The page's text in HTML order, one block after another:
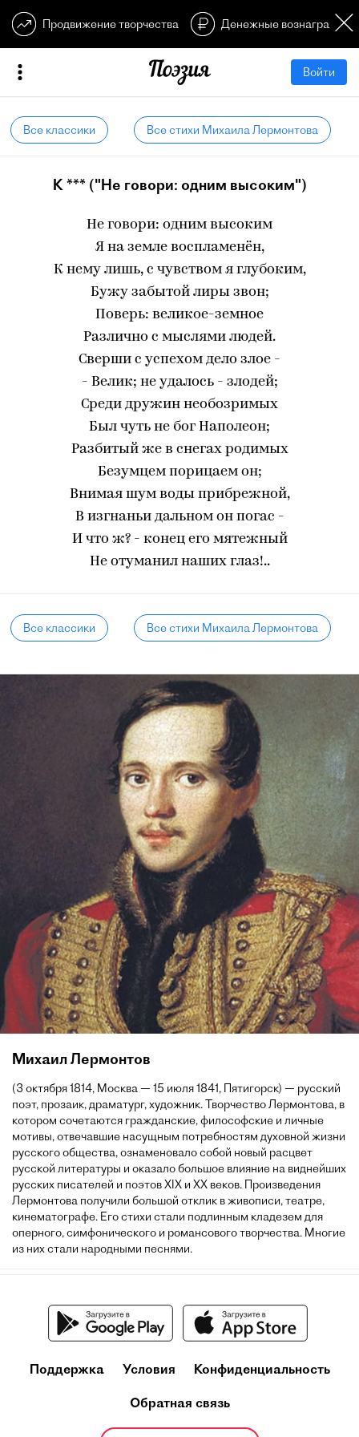
Продвижение творчества Денежные
Войти
Все классики Все стихи Михаила Лермонтова
К *** ("Не говори: одним высоким")
Не говори: одним высоким
Я на земле воспламенён,
К нему лишь, с чувством я глубоким,
Бужу забытой лиры звон;
Поверь: великое-земное
Различно с мыслями людей.
Сверши с успехом дело злое -
- Велик; не удалось - злодей;
Среди дружин необозримых
Был чуть не бог Наполеон;
Разбитый же в снегах родимых
Безумцем порицаем он;
Внимая шум воды прибрежной,
В изгнаньи дальном он погас -
И что ж? - конец его мятежный
Не отуманил наших глаз!..
Все классики Все стихи Михаила Лермонтова
Михаил Лермонтов
(3 октября 1814, Москва — 15 июля 1841, Пятигорск) — русский
поэт, прозаик, драматург, художник. Творчество Лермонтова, в
котором сочетаются гражданские, философские и личные
мотивы, отвечавшие насущным потребностям духовной жизни
русского общества, ознаменовало собой новый расцвет
русской литературы и оказало большое влияние на виднейших
русских писателей и поэтов XIX и XX веков. Произведения
Лермонтова получили большой отклик в живописи, театре,
кинематографе. Его стихи стали подлинным кладезем для
оперного, симфонического и романсового творчества. Многие
из них стали народными песнями.
Поддержка Условия Конфиденциальность
Обратная связь